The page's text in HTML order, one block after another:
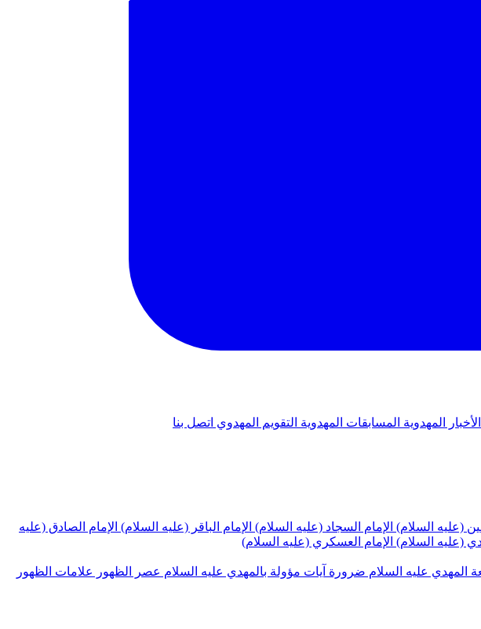
الأخبار المهدوية المسابقات المهدوية التقويم المهدوي اتصل بنا
(عليه السلام) الإمام السجاد (عليه السلام) الإمام الباقر (عليه السلام) الإمام الصادق (عليه
(عليه السلام) الإمام العسكري (عليه السلام)
المهدي عليه السلام ضرورة آيات مؤولة بالمهدي عليه السلام عصر الظهور
علامات الظهور